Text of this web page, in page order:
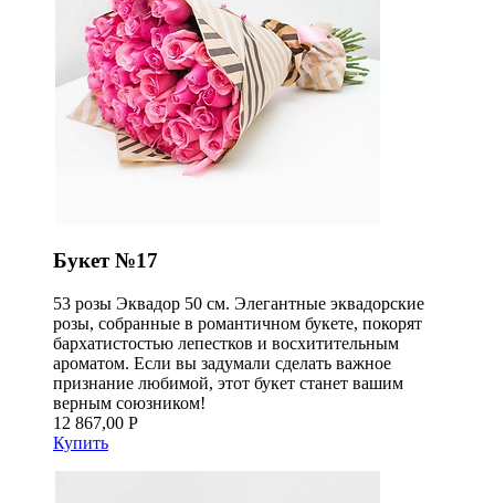
Букет №17
53 розы Эквадор 50 см. Элегантные эквадорские
розы, собранные в романтичном букете, покорят
бархатистостью лепестков и восхитительным
ароматом. Если вы задумали сделать важное
признание любимой, этот букет станет вашим
верным союзником!
12 867,00 Р
Купить